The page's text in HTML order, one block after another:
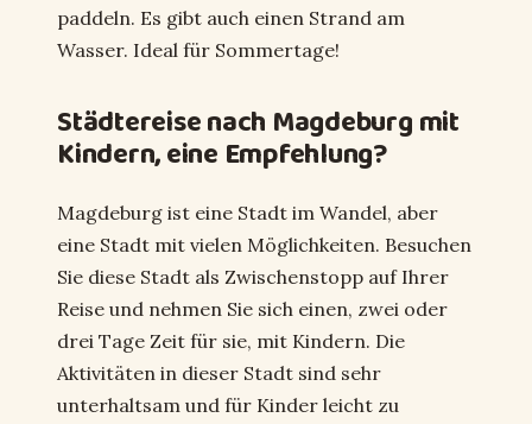
paddeln. Es gibt auch einen Strand am
Wasser. Ideal für Sommertage!
Städtereise nach Magdeburg mit
Kindern, eine Empfehlung?
Magdeburg ist eine Stadt im Wandel, aber
eine Stadt mit vielen Möglichkeiten. Besuchen
Sie diese Stadt als Zwischenstopp auf Ihrer
Reise und nehmen Sie sich einen, zwei oder
drei Tage Zeit für sie, mit Kindern. Die
Aktivitäten in dieser Stadt sind sehr
unterhaltsam und für Kinder leicht zu